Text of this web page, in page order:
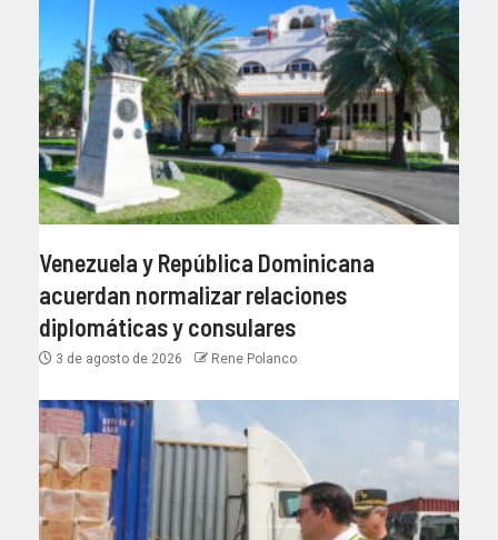
Venezuela y República Dominicana
acuerdan normalizar relaciones
diplomáticas y consulares
3 de agosto de 2026 Rene Polanco